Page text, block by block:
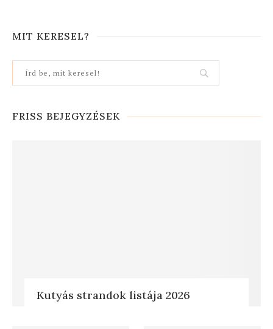
MIT KERESEL?
FRISS BEJEGYZÉSEK
Kutyás strandok listája 2026